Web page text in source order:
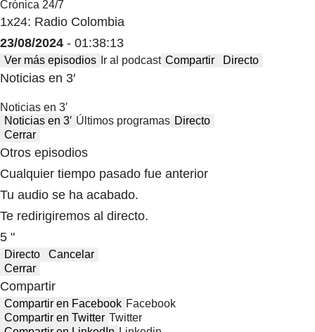
Crónica 24/7
1x24: Radio Colombia
23/08/2024 - 01:38:13
Ver más episodios Ir al podcast Compartir Directo
Noticias en 3′
Noticias en 3′
Noticias en 3′ Últimos programas Directo
Cerrar
Otros episodios
Cualquier tiempo pasado fue anterior
Tu audio se ha acabado.
Te redirigiremos al directo.
5 "
Directo
Cancelar
Cerrar
Compartir
Compartir en Facebook Facebook
Compartir en Twitter Twitter